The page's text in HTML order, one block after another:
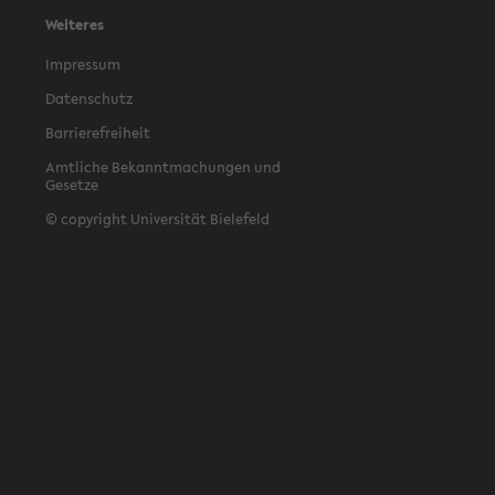
Weiteres
Impressum
Datenschutz
Barrierefreiheit
Amtliche Bekanntmachungen und
Gesetze
© copyright Universität Bielefeld